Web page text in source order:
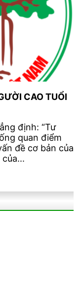
CAO TUỔI
định: “Tư
quan điểm
đề cơ bản của